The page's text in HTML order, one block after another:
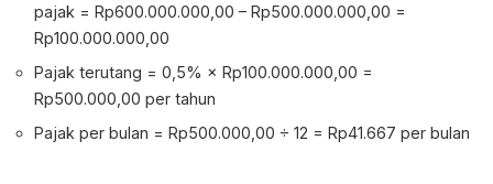
pajak = Rp600.000.000,00 – Rp500.000.000,00 =
Rp100.000.000,00
Pajak terutang = 0,5% × Rp100.000.000,00 =
Rp500.000,00 per tahun
Pajak per bulan = Rp500.000,00 ÷ 12 = Rp41.667 per bulan